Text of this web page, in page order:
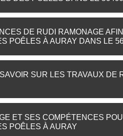
DE RUDI RAMONAGE
POÊLES À AURAY DANS LE
SUR LES TRAVAUX DE
ET SES COMPÉTENCES
POÊLES À AURAY